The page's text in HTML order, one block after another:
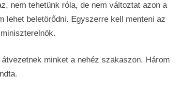
nem tehetünk róla, de nem változtat azon a
lehet beletörődni. Egyszerre kell menteni az
minket a nehéz szakaszon. Három